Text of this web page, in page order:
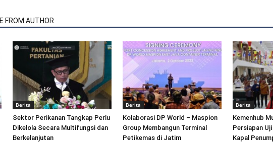
FROM AUTHOR
Berita
Sektor Perikanan Tangkap Perlu
Dikelola Secara Multifungsi dan
Berkelanjutan
Berita
Kolaborasi DP World – Maspion
Group Membangun Terminal
Petikemas di Jatim
Berita
Kemenhub
Persiapan
Kapal